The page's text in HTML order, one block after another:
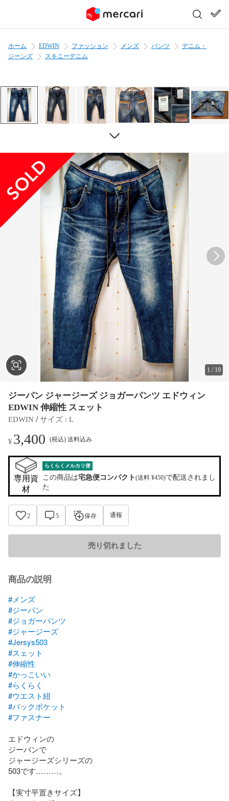
ホーム EDWIN ファッション メンズ パンツ
デニム・
ジーンズ
スキニーデニム
1 / 19
ジーパン ジャージーズ ジョガーパンツ エドウィン
EDWIN 伸縮性 スェット
EDWIN / サイズ : L
¥3,400 (税込) 送料込み
専用資
材
らくらくメルカリ便
この商品は宅急便コンパクト(送料 ¥450)で配送されまし
た
2 5 保存 通報
売り切れました
商品の説明
#メンズ
#ジーパン
#ジョガーパンツ
#ジャージーズ
#Jersys503
#スェット
#伸縮性
#かっこいい
#らくらく
#ウエスト紐
#バックポケット
#ファスナー
エドウィンの
ジーパンで
ジャージーズシリーズの
503です………。
【実寸平置きサイズ】